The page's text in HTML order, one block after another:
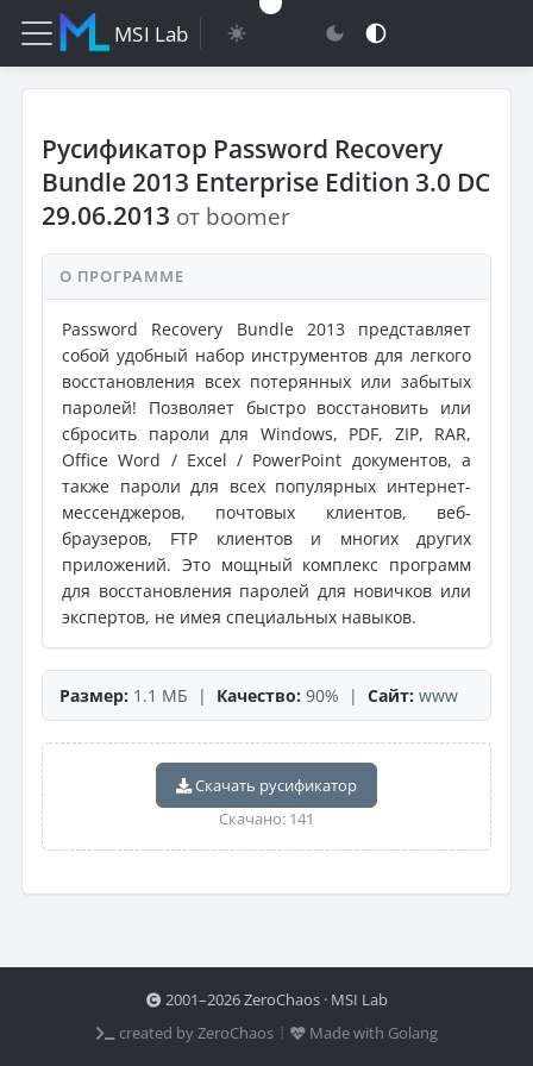
MSI Lab
Русификатор Password Recovery
Bundle 2013 Enterprise Edition 3.0 DC
29.06.2013 от boomer
О ПРОГРАММЕ
Password Recovery Bundle 2013 представляет
собой удобный набор инструментов для легкого
восстановления всех потерянных или забытых
паролей! Позволяет быстро восстановить или
сбросить пароли для Windows, PDF, ZIP, RAR,
Office Word / Excel / PowerPoint документов, а
также пароли для всех популярных интернет-
мессенджеров, почтовых клиентов, веб-
браузеров, FTP клиентов и многих других
приложений. Это мощный комплекс программ
для восстановления паролей для новичков или
экспертов, не имея специальных навыков.
Размер: 1.1 МБ | Качество: 90% | Сайт: www
Скачать русификатор
Скачано: 141
2001–2026 ZeroChaos · MSI Lab
created by ZeroChaos ⦙
Made with Golang